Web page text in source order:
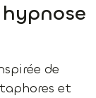
de
et